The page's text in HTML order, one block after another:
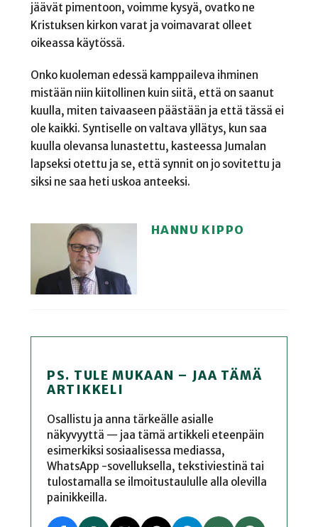
jäävät pimentoon, voimme kysyä, ovatko ne
Kristuksen kirkon varat ja voimavarat olleet
oikeassa käytössä.
Onko kuoleman edessä kamppaileva ihminen
mistään niin kiitollinen kuin siitä, että on saanut
kuulla, miten taivaaseen päästään ja että tässä ei
ole kaikki. Syntiselle on valtava yllätys, kun saa
kuulla olevansa lunastettu, kasteessa Jumalan
lapseksi otettu ja se, että synnit on jo sovitettu ja
siksi ne saa heti uskoa anteeksi.
HANNU KIPPO
PS. TULE MUKAAN – JAA TÄMÄ
ARTIKKELI
Osallistu ja anna tärkeälle asialle
näkyvyyttä — jaa tämä artikkeli eteenpäin
esimerkiksi sosiaalisessa mediassa,
WhatsApp -sovelluksella, tekstiviestinä tai
tulostamalla se ilmoitustaululle alla olevilla
painikkeilla.